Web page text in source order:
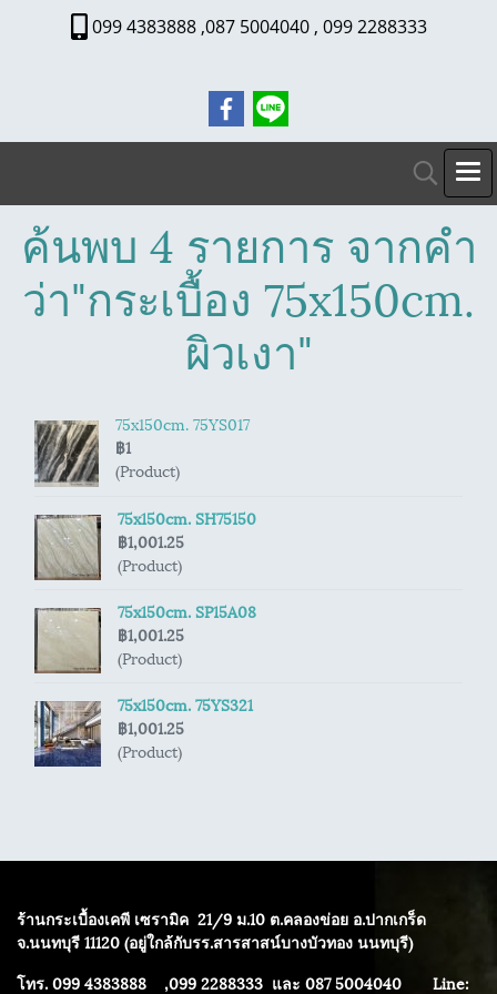
099 4383888 ,087 5004040 , 099 2288333
ค้นพบ 4 รายการ จากคำ
ว่า"กระเบื้อง 75x150cm.
ผิวเงา"
75x150cm. 75YS017
฿1
(Product)
75x150cm. SH75150
฿1,001.25
(Product)
75x150cm. SP15A08
฿1,001.25
(Product)
75x150cm. 75YS321
฿1,001.25
(Product)
ร้านกระเบื้องเคพี เซรามิค 21/9 ม.10 ต.คลองข่อย อ.ปากเกร็ด
จ.นนทบุรี 11120 (อยู่ใกล้กับรร.สารสาสน์บางบัวทอง นนทบุรี)
โทร. 099 4383888 ,099 2288333 และ 087 5004040 Line: